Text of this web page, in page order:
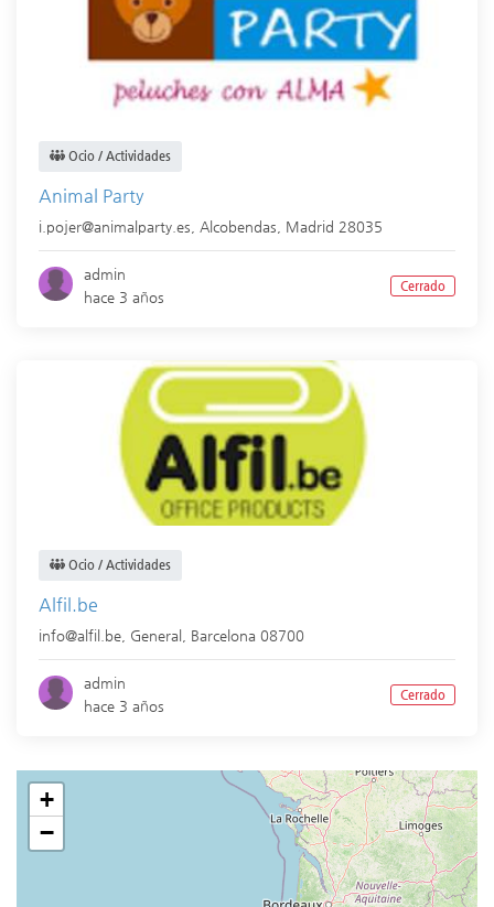
Ocio / Actividades
Animal Party
i.pojer@animalparty.es, Alcobendas Madrid 28035
admin
hace 3 años
Cerrado
Ocio / Actividades
Alfil.be
info@alfil.be, General Barcelona 08700
admin
hace 3 años
Cerrado
+
−